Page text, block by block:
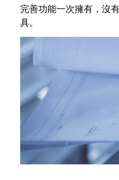
完善功能一次擁有，沒
具。